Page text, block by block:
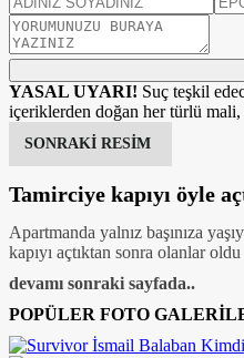
YASAL UYARI! Suç teşkil
içeriklerden doğan her türlü
SONRAKİ RESİM
Tamirciye kapıyı öyle
Apartmanda yalnız başınıza
kapıyı açtıktan sonra olanlar oldu
devamı sonraki sayfada..
POPÜLER FOTO